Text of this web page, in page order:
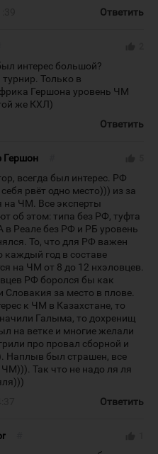
Ответить
интерес большой?
Только в
Гершона уровень ЧМ
же КХЛ)
Ответить
Гершон
всегда был интерес. РФ
рвёт одно место))) из за
на ЧМ. Все эксперты
об этом: типа без РФ, туфта
в Реале без РФ и РБ уровень
То, что для РФ важен
каждый год в составе
на ЧМ от 8 до 12 нхэловцев.
РФ боролся бы как
Словакия за место в плове.
к ЧМ в Казахстане, то
Галыма, то дохренищ
на ветке и многие желали
про провал сборной и
Наплыв был страшен, все
ЧМ))). Так что не надо ля ля
Ответить